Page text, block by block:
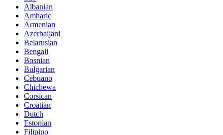
Albanian
Amharic
Armenian
Azerbaijani
Belarusian
Bengali
Bosnian
Bulgarian
Cebuano
Chichewa
Corsican
Croatian
Dutch
Estonian
Filipino